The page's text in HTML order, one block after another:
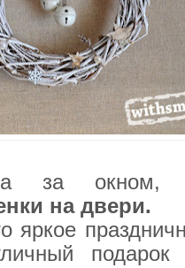
за окном,
на двери.
яркое